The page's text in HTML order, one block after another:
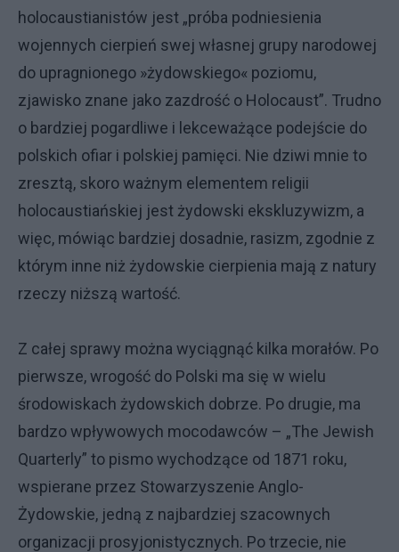
holocaustianistów jest „próba podniesienia
wojennych cierpień swej własnej grupy narodowej
do upragnionego »żydowskiego« poziomu,
zjawisko znane jako zazdrość o Holocaust”. Trudno
o bardziej pogardliwe i lekceważące podejście do
polskich ofiar i polskiej pamięci. Nie dziwi mnie to
zresztą, skoro ważnym elementem religii
holocaustiańskiej jest żydowski ekskluzywizm, a
więc, mówiąc bardziej dosadnie, rasizm, zgodnie z
którym inne niż żydowskie cierpienia mają z natury
rzeczy niższą wartość.
Z całej sprawy można wyciągnąć kilka morałów. Po
pierwsze, wrogość do Polski ma się w wielu
środowiskach żydowskich dobrze. Po drugie, ma
bardzo wpływowych mocodawców – „The Jewish
Quarterly” to pismo wychodzące od 1871 roku,
wspierane przez Stowarzyszenie Anglo-
Żydowskie, jedną z najbardziej szacownych
organizacji prosyjonistycznych. Po trzecie, nie